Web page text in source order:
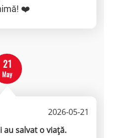
❤️
21
May
2026-05-21
au salvat o viață.